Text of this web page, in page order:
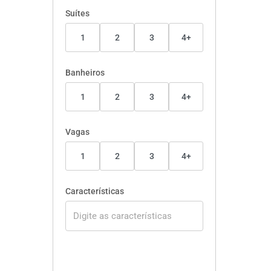
Suítes
1 2 3 4+
Banheiros
1 2 3 4+
Vagas
1 2 3 4+
Características